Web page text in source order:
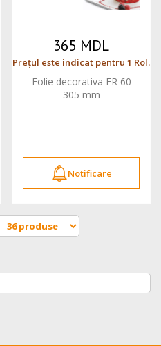
365 MDL
Prețul este indicat pentru 1 Rol.
Folie decorativa FR 60
305 mm
Notificare